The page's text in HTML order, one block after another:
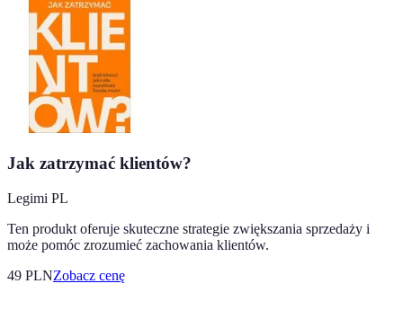
Jak zatrzymać klientów?
Legimi PL
Ten produkt oferuje skuteczne strategie zwiększania sprzedaży i
może pomóc zrozumieć zachowania klientów.
49 PLNZobacz cenę